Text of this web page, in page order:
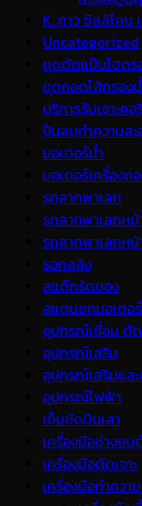
K. กาว ซิลลิโคน
Uncategorized
ชุดดัดแป๊บไฮดร
ชุดถอดไส้กรอง
บริการรับเจาะ
ปืนลมทำความส
มอเตอร์น้ำ
มอเตอร์เครื่องถ
รถลากพาเลท
รถลากพาเลทหน้
รถลากพาเลทห
รอกสลิง
สแต๊กรัดของ
สแตนยกมอเตอ
อุปกรณ์เชื่อม ตั
อุปกรณ์เสริม
อุปกรณ์เสริมแล
อุปกรณ์ไฟฟ้า
เข็มขัดปีนเสา
เครื่องมือช่างย
เครื่องมือตัดเจาะ
เครื่องมือทำควา